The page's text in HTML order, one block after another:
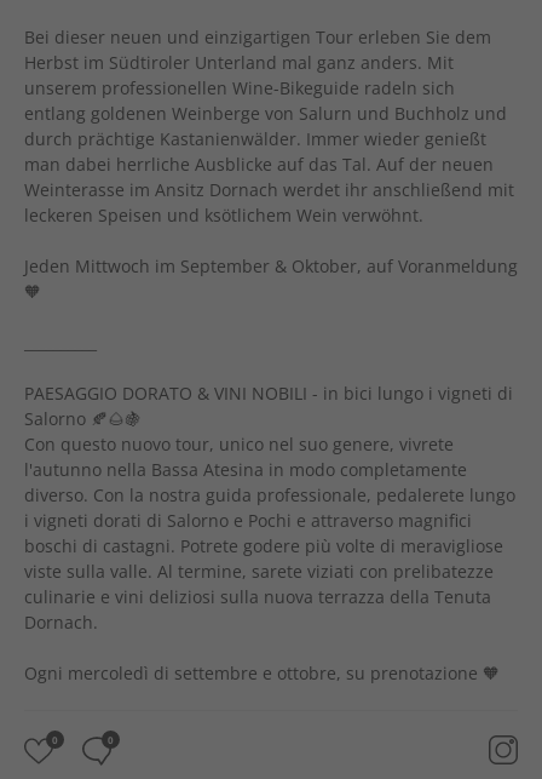
Bei dieser neuen und einzigartigen Tour erleben Sie dem
Herbst im Südtiroler Unterland mal ganz anders. Mit
unserem professionellen Wine-Bikeguide radeln sich
entlang goldenen Weinberge von Salurn und Buchholz und
durch prächtige Kastanienwälder. Immer wieder genießt
man dabei herrliche Ausblicke auf das Tal. Auf der neuen
Weinterasse im Ansitz Dornach werdet ihr anschließend mit
leckeren Speisen und ksötlichem Wein verwöhnt.
Jeden Mittwoch im September & Oktober, auf Voranmeldung
🧡
PAESAGGIO DORATO & VINI NOBILI - in bici lungo i vigneti di
Salorno 🍂🌰🍇
Con questo nuovo tour, unico nel suo genere, vivrete
l'autunno nella Bassa Atesina in modo completamente
diverso. Con la nostra guida professionale, pedalerete lungo
i vigneti dorati di Salorno e Pochi e attraverso magnifici
boschi di castagni. Potrete godere più volte di meravigliose
viste sulla valle. Al termine, sarete viziati con prelibatezze
culinarie e vini deliziosi sulla nuova terrazza della Tenuta
Dornach.
Ogni mercoledì di settembre e ottobre, su prenotazione 🧡
0 0